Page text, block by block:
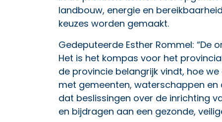
landbouw, energie en
keuzes worden gemaakt.
Gedeputeerde Esther Rommel: “De
Het is het kompas voor het
de provincie belangrijk vindt, hoe
met gemeenten, waterschappen en
dat beslissingen over de inrichting
en bijdragen aan een gezonde,